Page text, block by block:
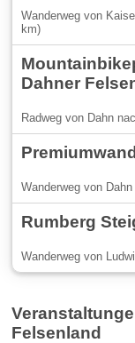
Wanderweg von
km)
Dahner
Radweg von Dahn
Wanderweg von
Rumberg
Wanderweg von
Felsenland